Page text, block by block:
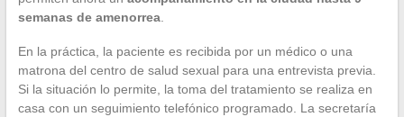
semanas de amenorrea.
En la práctica, la paciente es recibida por un médico o una
matrona del centro de salud sexual para una entrevista previa.
Si la situación lo permite, la toma del tratamiento se realiza en
casa con un seguimiento telefónico programado. La secretaría